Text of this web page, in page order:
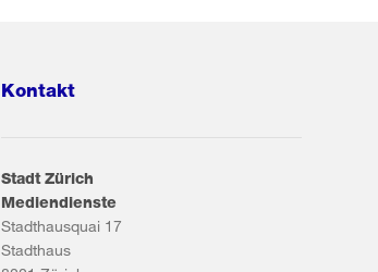
Kontakt
Stadt Zürich
Mediendienste
Stadthausquai 17
Stadthaus